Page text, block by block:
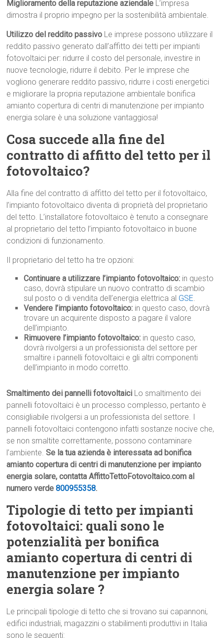
Miglioramento della reputazione aziendale L’impresa
dimostra il proprio impegno per la sostenibilità ambientale.
Utilizzo del reddito passivo Le imprese possono utilizzare il
reddito passivo generato dall’affitto dei tetti per impianti
fotovoltaici per: ridurre il costo del personale, investire in
nuove tecnologie, ridurre il debito. Per le imprese che
vogliono generare reddito passivo, ridurre i costi energetici
e migliorare la propria reputazione ambientale bonifica
amianto copertura di centri di manutenzione per impianto
energia solare è una soluzione vantaggiosa!
Cosa succede alla fine del
contratto di affitto del tetto per il
fotovoltaico?
Alla fine del contratto di affitto del tetto per il fotovoltaico,
l’impianto fotovoltaico diventa di proprietà del proprietario
del tetto. L’installatore fotovoltaico è tenuto a consegnare
al proprietario del tetto l’impianto fotovoltaico in buone
condizioni di funzionamento.
Il proprietario del tetto ha tre opzioni:
Continuare a utilizzare l’impianto fotovoltaico: in questo
caso, dovrà stipulare un nuovo contratto di scambio
sul posto o di vendita dell’energia elettrica al GSE.
Vendere l’impianto fotovoltaico: in questo caso, dovrà
trovare un acquirente disposto a pagare il valore
dell’impianto.
Rimuovere l’impianto fotovoltaico: in questo caso,
dovrà rivolgersi a un professionista del settore per
smaltire i pannelli fotovoltaici e gli altri componenti
dell’impianto in modo corretto.
Smaltimento dei pannelli fotovoltaici Lo smaltimento dei
pannelli fotovoltaici è un processo complesso, pertanto è
consigliabile rivolgersi a un professionista del settore. I
pannelli fotovoltaici contengono infatti sostanze nocive che,
se non smaltite correttamente, possono contaminare
l’ambiente.Se la tua azienda è interessata ad bonifica
amianto copertura di centri di manutenzione per impianto
energia solare, contatta AffittoTettoFotovoltaico.com al
numero verde800955358.
Tipologie di tetto per impianti
fotovoltaici: quali sono le
potenzialità per bonifica
amianto copertura di centri di
manutenzione per impianto
energia solare ?
Le principali tipologie di tetto che si trovano sui capannoni,
edifici industriali, magazzini o stabilimenti produttivi in Italia
sono le seguenti: